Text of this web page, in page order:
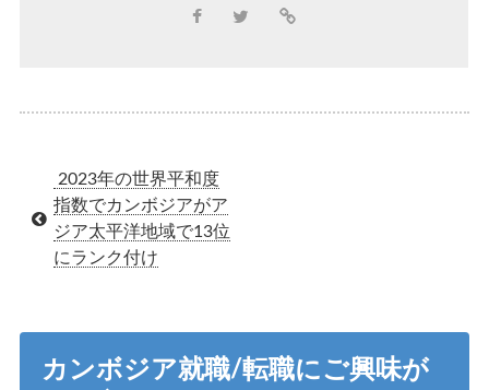
2023年の世界平和度
指数でカンボジアがア
ジア太平洋地域で13位
にランク付け
カンボジア就職/転職にご興味が